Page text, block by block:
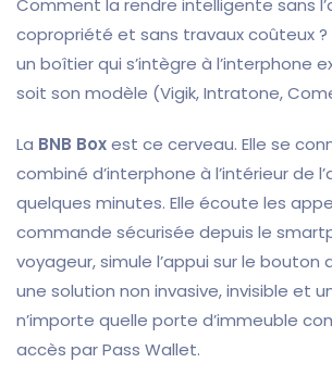
Comment la rendre intelligente sans
copropriété et sans travaux coûteux ?
un boîtier qui s’intègre à l’interphone
soit son modèle (Vigik, Intratone,
La BNB Boxest ce cerveau. Elle se
combiné d’interphone à l’intérieur de
quelques minutes. Elle écoute les
commande sécurisée depuis le
voyageur, simule l’appui sur le bouton
une solution non invasive, invisible et
n’importe quelle porte d’immeuble
accès par Pass Wallet.